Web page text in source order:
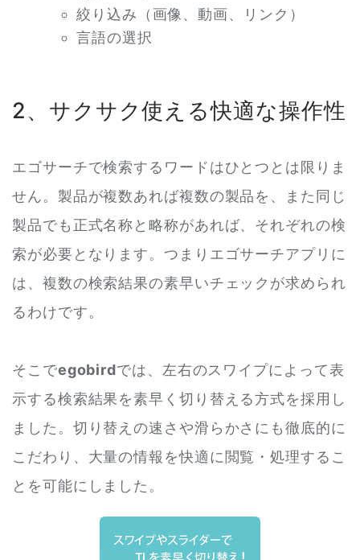
絞り込み（画像、動画、リンク）
言語の選択
2、サクサク使える快適な操作性
エゴサーチで検索するワードはひとつとは限りま
せん。製品が複数あれば複数の製品を、また同じ
製品でも正式名称と略称があれば、それぞれの検
索が必要となります。つまりエゴサーチアプリに
は、複数の検索結果の素早いチェックが求められ
るわけです。
そこでegobirdでは、左右のスワイプによって表
示する検索結果を素早く切り替える方式を採用し
ました。切り替えの速さや滑らかさにも徹底的に
こだわり、大量の情報を快適に閲覧・処理するこ
とを可能にしました。